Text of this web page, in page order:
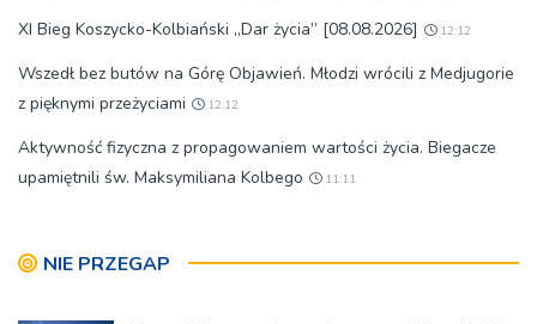
XI Bieg Koszycko-Kolbiański „Dar życia” [08.08.2026] 12:12
Wszedł bez butów na Górę Objawień. Młodzi wrócili z Medjugorie
z pięknymi przeżyciami
12:12
Aktywność fizyczna z propagowaniem wartości życia. Biegacze
upamiętnili św. Maksymiliana Kolbego
11:11
NIE PRZEGAP